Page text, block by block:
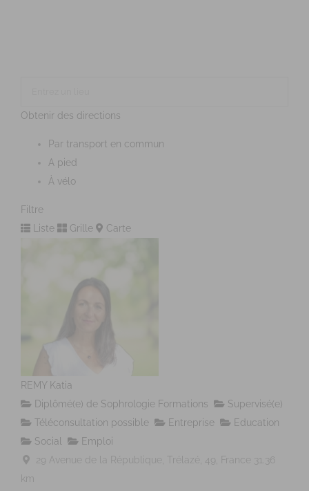
Obtenir des directions
Par transport en commun
A pied
À vélo
Filtre
Liste
Grille Carte
REMY Katia
Diplômé(e) de Sophrologie Formations
Supervisé(e)
Téléconsultation possible
Entreprise
Education
Social
Emploi
29 Avenue de la République, Trélazé, 49, France
31.36
km